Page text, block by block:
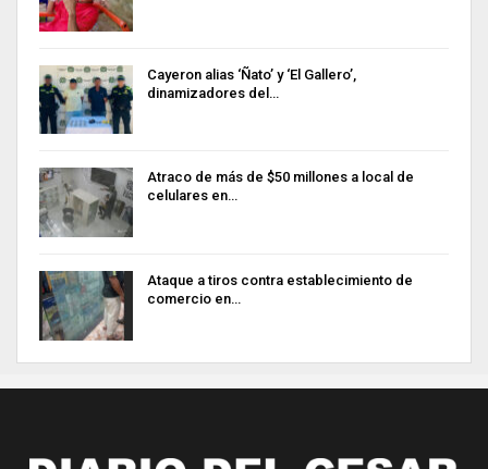
Cayeron alias ‘Ñato’ y ‘El Gallero’,
dinamizadores del…
Atraco de más de $50 millones a local de
celulares en…
Ataque a tiros contra establecimiento de
comercio en…